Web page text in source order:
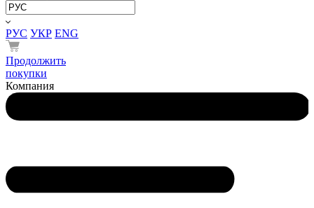
РУС УКР ENG
Продолжить
покупки
Компания